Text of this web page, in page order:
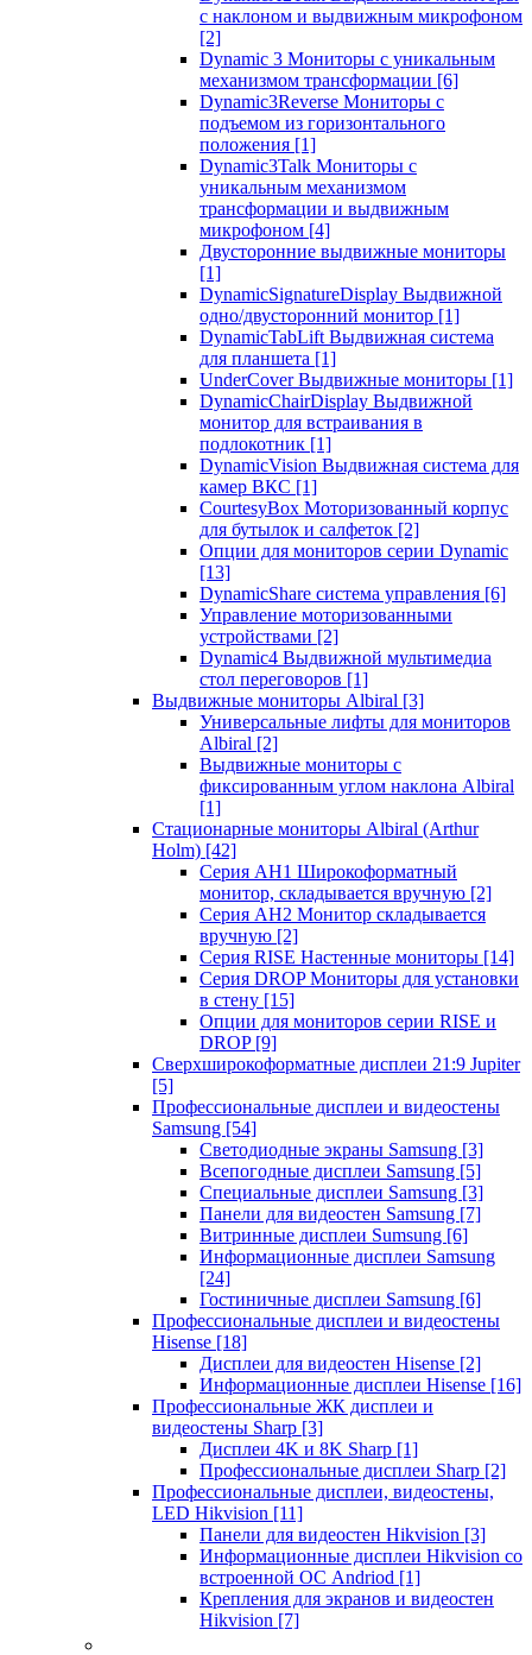
с наклоном и выдвижным микрофоном
[2]
Dynamic 3 Мониторы с уникальным
механизмом трансформации [6]
Dynamic3Reverse Мониторы с
подъемом из горизонтального
положения [1]
Dynamic3Talk Мониторы с
уникальным механизмом
трансформации и выдвижным
микрофоном [4]
Двусторонние выдвижные мониторы
[1]
DynamicSignatureDisplay Выдвижной
одно/двусторонний монитор [1]
DynamicTabLift Выдвижная система
для планшета [1]
UnderCover Выдвижные мониторы [1]
DynamicChairDisplay Выдвижной
монитор для встраивания в
подлокотник [1]
DynamicVision Выдвижная система для
камер ВКС [1]
CourtesyBox Моторизованный корпус
для бутылок и салфеток [2]
Опции для мониторов серии Dynamic
[13]
DynamicShare система управления [6]
Управление моторизованными
устройствами [2]
Dynamic4 Выдвижной мультимедиа
стол переговоров [1]
Выдвижные мониторы Albiral [3]
Универсальные лифты для мониторов
Albiral [2]
Выдвижные мониторы с
фиксированным углом наклона Albiral
[1]
Стационарные мониторы Albiral (Arthur
Holm) [42]
Серия AH1 Широкоформатный
монитор, складывается вручную [2]
Серия AH2 Монитор складывается
вручную [2]
Серия RISE Настенные мониторы [14]
Серия DROP Мониторы для установки
в стену [15]
Опции для мониторов серии RISE и
DROP [9]
Сверхширокоформатные дисплеи 21:9 Jupiter
[5]
Профессиональные дисплеи и видеостены
Samsung [54]
Светодиодные экраны Samsung [3]
Всепогодные дисплеи Samsung [5]
Специальные дисплеи Samsung [3]
Панели для видеостен Samsung [7]
Витринные дисплеи Sumsung [6]
Информационные дисплеи Samsung
[24]
Гостиничные дисплеи Samsung [6]
Профессиональные дисплеи и видеостены
Hisense [18]
Дисплеи для видеостен Hisense [2]
Информационные дисплеи Hisense [16]
Профессиональные ЖК дисплеи и
видеостены Sharp [3]
Дисплеи 4K и 8K Sharp [1]
Профессиональные дисплеи Sharp [2]
Профессиональные дисплеи, видеостены,
LED Hikvision [11]
Панели для видеостен Hikvision [3]
Информационные дисплеи Hikvision со
встроенной ОС Andriod [1]
Крепления для экранов и видеостен
Hikvision [7]